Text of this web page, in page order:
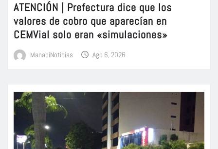
ATENCIÓN | Prefectura dice que los
valores de cobro que aparecían en
CEMVial solo eran «simulaciones»
ManabiNoticias Ago 6, 2026